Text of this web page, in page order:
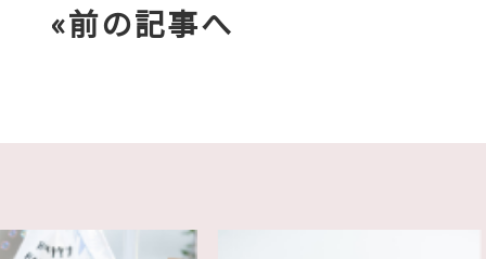
«前の記事へ